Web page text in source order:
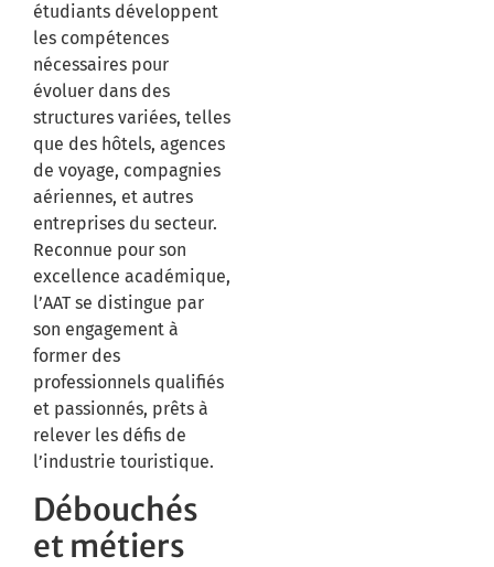
étudiants développent
les compétences
nécessaires pour
évoluer dans des
structures variées, telles
que des hôtels, agences
de voyage, compagnies
aériennes, et autres
entreprises du secteur.
Reconnue pour son
excellence académique,
l’AAT se distingue par
son engagement à
former des
professionnels qualifiés
et passionnés, prêts à
relever les défis de
l’industrie touristique.
Débouchés
et métiers